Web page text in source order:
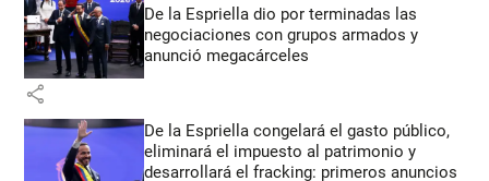
De la Espriella dio por terminadas las
negociaciones con grupos armados y
anunció megacárceles
share
De la Espriella congelará el gasto público,
eliminará el impuesto al patrimonio y
desarrollará el fracking: primeros anuncios